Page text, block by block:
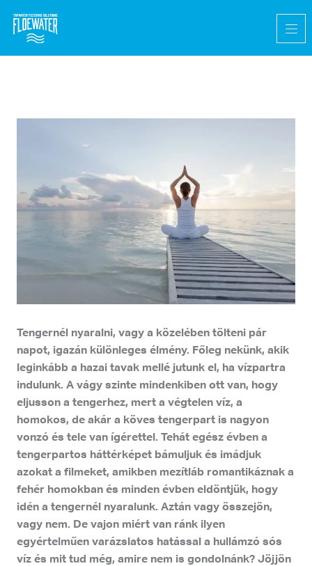
Tengernél nyaralni, vagy a közelében tölteni pár
napot, igazán különleges élmény. Főleg nekünk, akik
leginkább a hazai tavak mellé jutunk el, ha vízpartra
indulunk. A vágy szinte mindenkiben ott van, hogy
eljusson a tengerhez, mert a végtelen víz, a
homokos, de akár a köves tengerpart is nagyon
vonzó és tele van ígérettel. Tehát egész évben a
tengerpartos háttérképet bámuljuk és imádjuk
azokat a filmeket, amikben mezítláb romantikáznak a
fehér homokban és minden évben eldöntjük, hogy
idén a tengernél nyaralunk. Aztán vagy összejön,
vagy nem. De vajon miért van ránk ilyen
egyértelműen varázslatos hatással a hullámzó sós
víz és mit tud még, amire nem is gondolnánk? Jöjjön